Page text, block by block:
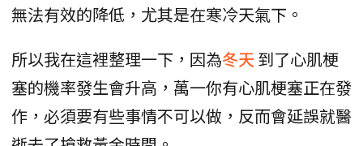
無法有效的降低，尤其是在寒冷天氣下。
所以我在這裡整理一下，因為冬天 到了心肌梗
塞的機率發生會升高，萬一你有心肌梗塞正在發
作，必須要有些事情不可以做，反而會延誤就醫